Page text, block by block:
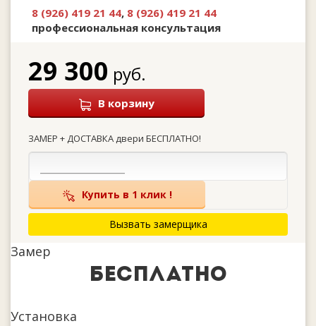
8 (926) 419 21 44, 8 (926) 419 21 44
профессиональная консультация
29 300 руб.
В корзину
ЗАМЕР + ДОСТАВКА двери БЕСПЛАТНО!
Купить в 1 клик !
Вызвать замерщика
Замер
бесплатно
Установка